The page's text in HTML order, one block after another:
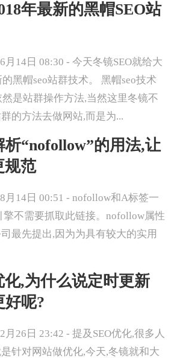
年最新的黑帽SEO站
月14日 08:30 - 今天冬镜SEO就给大
黑帽seo站群技术。 黑帽seo技术
是站群操作方法,当然这里冬镜不
的方法去做网站,而是为...
“nofollow”的用法,让
规范
月14日 00:51 - nofollow和A标签一
擎不需要抓取此链接。nofollow属性
最先提出,因为为具有较大的实用
化,为什么说定时更新
好呢?
月26日 23:42 - 提及SEO优化,很多人
针对网站做优化,今天,冬镜就和大